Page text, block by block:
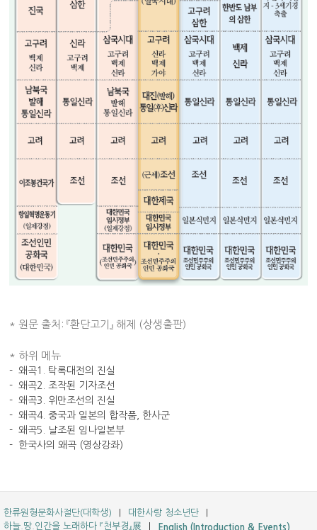
* 원문 출처: 『환단고기』 해제 (상생출판)
* 하위 메뉴
-왜곡1. 탁록대전의 진실
-왜곡2. 조작된 기자조선
-왜곡3. 위만조선의 진실
-왜곡4. 중국과 일본의 합작품, 한사군
-왜곡5. 날조된 임나일본부
- 한국사의 왜곡 (영상강좌)
한류원형문화사절단(대학생)
대한사랑 청소년단
하늘.땅.인간을 노래하다 『천부경』展
English (Introduction & Events)